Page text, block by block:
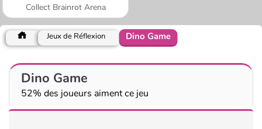
Collect Brainrot Arena
Jeux de Réflexion Dino Game
Dino Game
52% des joueurs aiment ce jeu